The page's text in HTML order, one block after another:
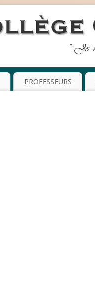
PROFESSEURS